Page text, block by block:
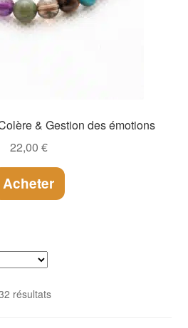
& Gestion des émotions
22,00 €
Acheter
résultats